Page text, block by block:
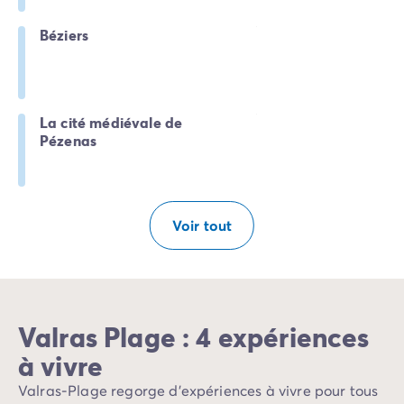
Béziers
La cité médiévale de
Pézenas
Voir tout
Valras Plage : 4 expériences
à vivre
Valras-Plage regorge d’expériences à vivre pour tous